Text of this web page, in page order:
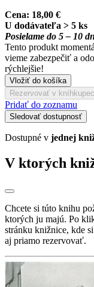
Cena: 18,00 €
U dodávateľa > 5 ks
Posielame do 5 – 10
Tento produkt
vieme zabezpečiť a
rýchlejšie!
Vložiť do košíka
Rezervovať v
Pridať do zoznamu
Sledovať dostupnosť
Dostupné v jednej
V ktorých
Chcete si túto knihu
ktorých ju majú. Po
stránku knižnice, kde
aj priamo rezervovať.